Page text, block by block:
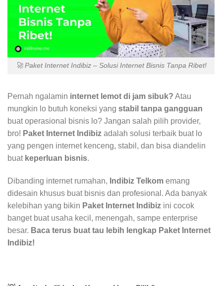
🚀 Paket Internet Indibiz – Solusi Internet Bisnis Tanpa Ribet!
Pernah ngalamin internet lemot di jam sibuk? Atau
mungkin lo butuh koneksi yang stabil tanpa gangguan
buat operasional bisnis lo? Jangan salah pilih provider,
bro! Paket Internet Indibiz adalah solusi terbaik buat lo
yang pengen internet kenceng, stabil, dan bisa diandelin
buat keperluan bisnis.
Dibanding internet rumahan, Indibiz Telkom emang
didesain khusus buat bisnis dan profesional. Ada banyak
kelebihan yang bikin Paket Internet Indibiz ini cocok
banget buat usaha kecil, menengah, sampe enterprise
besar. Baca terus buat tau lebih lengkap Paket Internet
Indibiz!